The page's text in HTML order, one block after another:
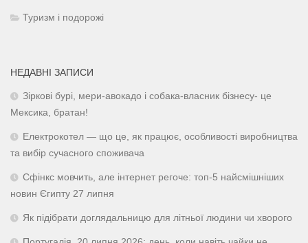
Туризм і подорожі
НЕДАВНІ ЗАПИСИ
Зіркові бурі, мери-авокадо і собака-власник бізнесу- це
Мексика, братан!
Електрокотел — що це, як працює, особливості виробництва
та вибір сучасного споживача
Сфінкс мовчить, але інтернет регоче: топ-5 найсмішніших
новин Єгипту 27 липня
Як підібрати доглядальницю для літньої людини чи хворого